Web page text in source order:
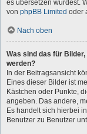
es übersetzen würdest.
von phpBB Limited oder
Nach oben
Was sind das für
werden?
In der Beitragsansicht
Eines dieser Bilder ist
Kästchen oder Punkte,
angeben. Das andere,
Es handelt sich hierbei
Benutzer zu Benutzer